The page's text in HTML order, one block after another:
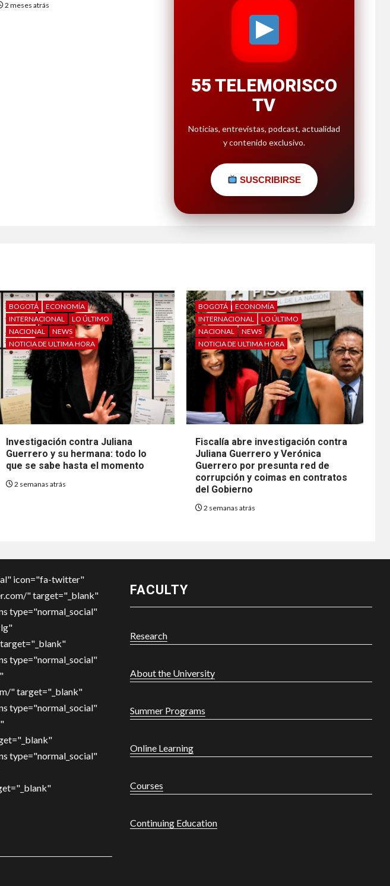
2 meses atrás
55 TELEMORISCO
TV
Noticias, entrevistas, podcast, actualidad
y contenido exclusivo.
SUSCRIBIRSE
BOGOTÁ
ECONOMÍA
INTERNACIONAL
LO ÚLTIMO
NACIONAL
NEWS
NOTICIA DE ULTIMA HORA
Investigación contra Juliana
Guerrero y su hermana: todo lo
que se sabe hasta el momento
2 semanas atrás
BOGOTÁ
ECONOMÍA
INTERNACIONAL
LO ÚLTIMO
NACIONAL
NEWS
NOTICIA DE ULTIMA HORA
Fiscalía abre investigación contra
Juliana Guerrero y Verónica
Guerrero por presunta red de
corrupción y coimas en contratos
del Gobierno
2 semanas atrás
icon="fa-twitter"
" target="_blank"
type="normal_social"
type="normal_social"
" target="_blank"
type="normal_social"
type="normal_social"
FACULTY
Research
About the University
Summer Programs
Online Learning
Courses
Continuing Education